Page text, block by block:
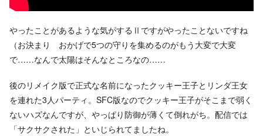
やったことがあるような気がするⅡですがやったことないですね
（お決まり おかげで5つの守りを集めるのがもう大変で大変
で……なんで太陽はそんなところなの……
後のリメイク版で正式な名前になったクッキー王子とリンダ王女
を連れた3人パーティ。SFC版なのでクッキー王子がそこまで弱く
ないハズなんですが、やっぱり防御が薄くて倒れがち。配信では
「サクサクされた」といじられてましたね。